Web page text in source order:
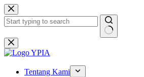
Skip
to
content
No
results
Tentang Kami